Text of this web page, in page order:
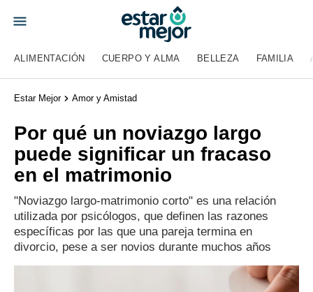
ALIMENTACIÓN CUERPO Y ALMA BELLEZA FAMILIA
Estar Mejor Amor y Amistad
Por qué un noviazgo largo
puede significar un fracaso
en el matrimonio
"Noviazgo largo-matrimonio corto" es una relación
utilizada por psicólogos, que definen las razones
específicas por las que una pareja termina en
divorcio, pese a ser novios durante muchos años